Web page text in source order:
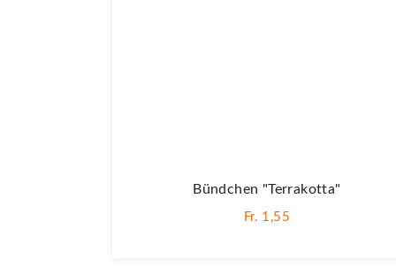
Bündchen "terrakotta"
Fr. 1,55